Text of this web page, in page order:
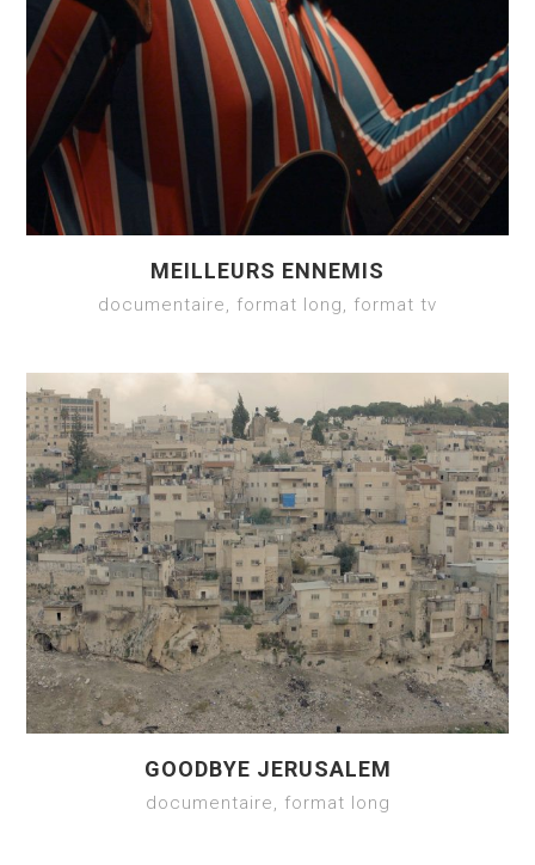
MEILLEURS ENNEMIS
documentaire, format long, format tv
GOODBYE JERUSALEM
documentaire, format long